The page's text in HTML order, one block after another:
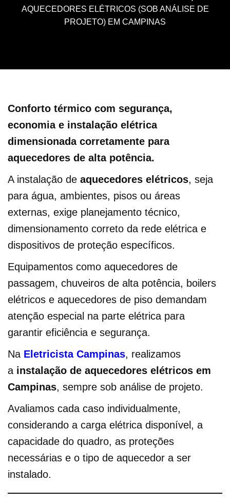
AQUECEDORES ELÉTRICOS (SOB ANÁLISE DE
PROJETO) EM CAMPINAS
Conforto térmico com segurança,
economia e instalação elétrica
dimensionada corretamente para
aquecedores de alta potência.
A instalação de aquecedores elétricos, seja
para água, ambientes, pisos ou áreas
externas, exige planejamento técnico,
dimensionamento correto da rede elétrica e
dispositivos de proteção específicos.
Equipamentos como aquecedores de
passagem, chuveiros de alta potência, boilers
elétricos e aquecedores de piso demandam
atenção especial na parte elétrica para
garantir eficiência e segurança.
Na Eletricista Campinas, realizamos
a instalação de aquecedores elétricos em
Campinas, sempre sob análise de projeto.
Avaliamos cada caso individualmente,
considerando a carga elétrica disponível, a
capacidade do quadro, as proteções
necessárias e o tipo de aquecedor a ser
instalado.